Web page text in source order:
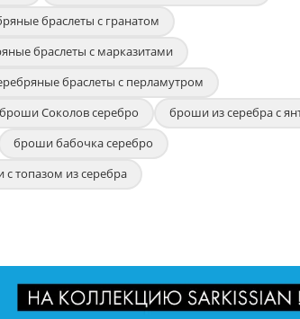
браслеты с гранатом
браслеты с марказитами
браслеты с перламутром
броши Соколов серебро
броши из серебра с
броши бабочка серебро
топазом из серебра